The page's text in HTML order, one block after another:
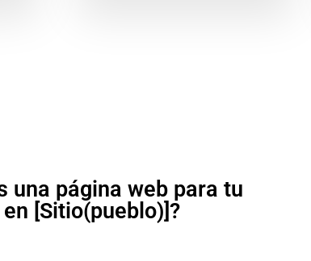
una página web para tu
[Sitio(pueblo)]?